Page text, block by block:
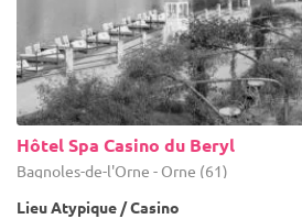
Hôtel Spa Casino du Beryl
Bagnoles-de-l'Orne - Orne (61)
Lieu Atypique / Casino